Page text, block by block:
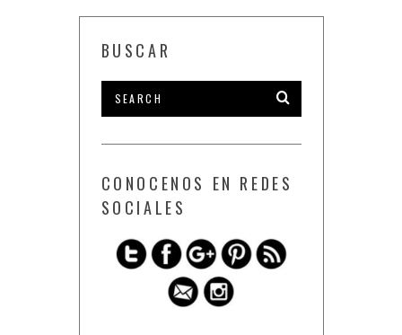
BUSCAR
CONOCENOS EN REDES
SOCIALES